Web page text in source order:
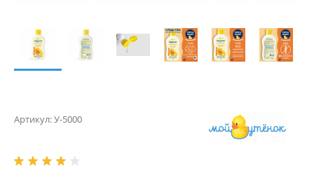
Артикул:У-5000